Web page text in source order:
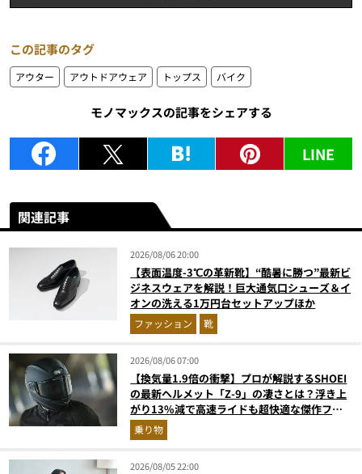
この記事のタグ
アウター アウトドアウェア トップス バイク
モノマックスの記事をシェアする
LINE
関連記事
2026/08/06 20:00
【表面温度-3℃の革新靴】“酷暑に勝つ”最新ビ
ジネスウェアを解説！巨大通気口シューズ＆イ
オンの洗える1万円台セットアップほか
ファッション 靴
2026/08/06 07:00
【換気量1.9倍の衝撃】プロが解説するSHOEI
の最新ヘルメット「Z-9」の凄さとは？浮き上
がり13%減で高速ライドも超快適な傑作フル
フェイス
乗り物
2026/08/05 22:00